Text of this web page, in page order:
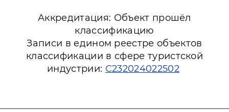
Аккредитация: Объект прошёл
классификацию
Записи в едином реестре объектов
классификации в сфере туристской
индустрии: С232024022502